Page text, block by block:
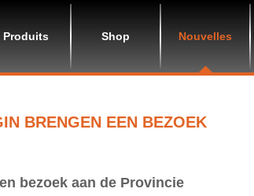
Produits Shop Nouvelles
BRENGEN EEN BEZOEK
bezoek aan de Provincie